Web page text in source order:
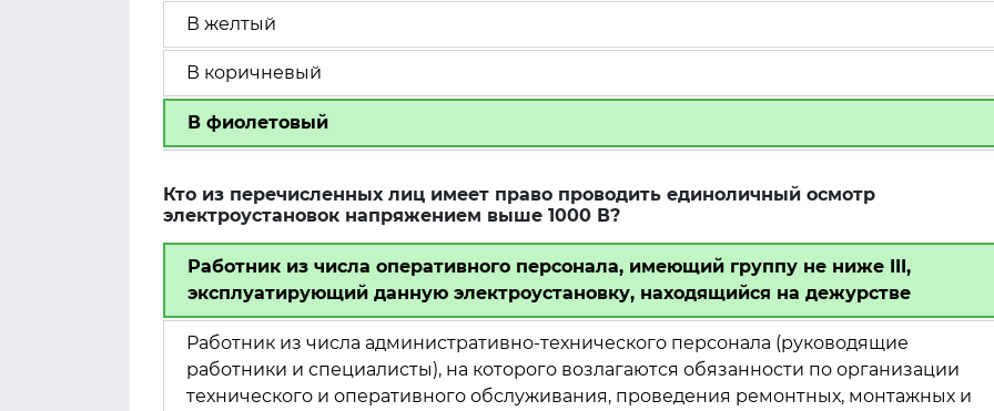
В желтый
В коричневый
В фиолетовый
Кто из перечисленных лиц имеет право проводить единоличный осмотр
электроустановок напряжением выше 1000 В?
Работник из числа оперативного персонала, имеющий группу не ниже III,
эксплуатирующий данную электроустановку, находящийся на дежурстве
Работник из числа административно-технического персонала (руководящие
работники и специалисты), на которого возлагаются обязанности по организации
технического и оперативного обслуживания, проведения ремонтных, монтажных и